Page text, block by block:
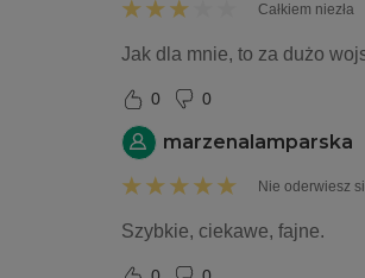
Całkiem niezła
Jak dla mnie, to za dużo
0 0
marzenalamparska
Nie oderwiesz
Szybkie, ciekawe, fajne.